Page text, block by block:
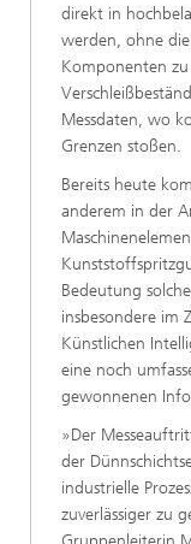
direkt in
werden, ohne
Komponenten
Messdaten, wo
Grenzen stoßen.
Bereits heute
anderem in der
Bedeutung
insbesondere im
Künstlichen
eine noch
gewonnenen
»Der
der
industrielle
zuverlässiger zu